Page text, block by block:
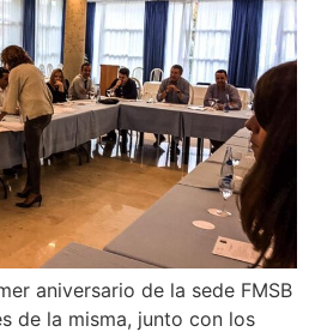
helfen?
aniversario de la sede FMSB
de la misma, junto con los